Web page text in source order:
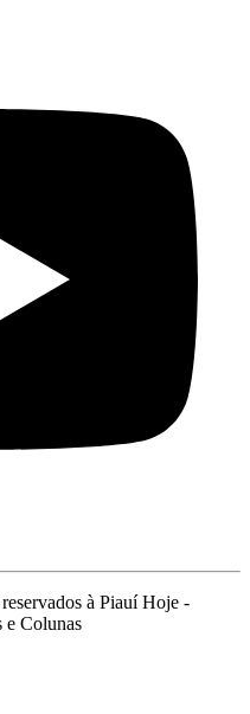
à Piauí Hoje -
Colunas